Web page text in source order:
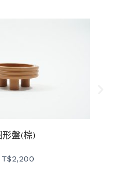
形盤(棕)
2,200